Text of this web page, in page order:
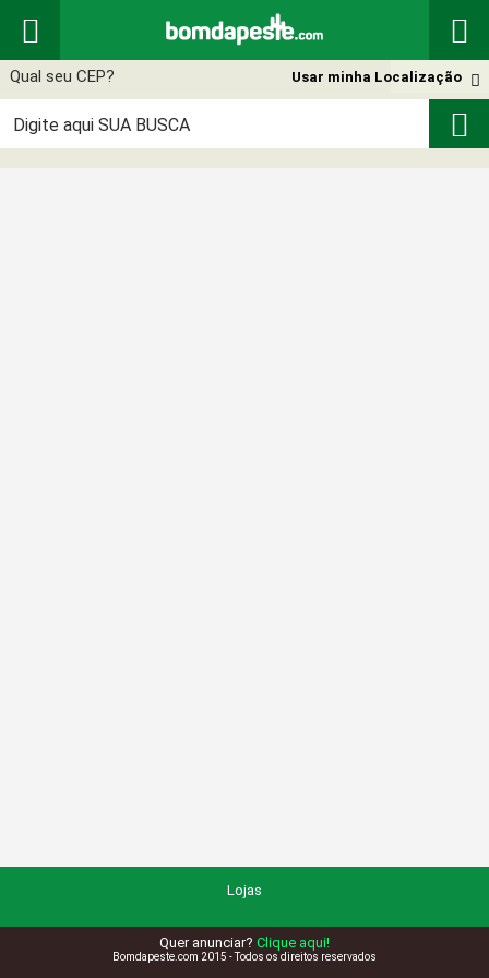
 

Usar minha Localização

Lojas
Quer anunciar? Clique aqui!
Bomdapeste.com 2015 - Todos os direitos reservados